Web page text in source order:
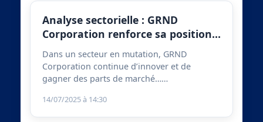
Analyse sectorielle : GRND
Corporation renforce sa position…
Dans un secteur en mutation, GRND
Corporation continue d’innover et de
gagner des parts de marché……
14/07/2025 à 14:30